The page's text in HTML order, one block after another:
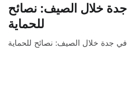
خلال الصيف: نصائح
للحماية
جدة خلال الصيف: نصائح للحماية